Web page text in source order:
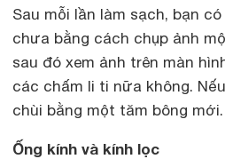
Sau mỗi lần làm sạch, bạn
chưa bằng cách chụp ảnh
sau đó xem ảnh trên màn
các chấm li ti nữa không.
chùi bằng một tăm bông mới.
Ống kính và kính lọc